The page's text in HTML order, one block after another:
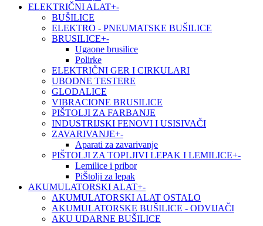
ELEKTRIČNI ALAT+-
BUŠILICE
ELEKTRO - PNEUMATSKE BUŠILICE
BRUSILICE+-
Ugaone brusilice
Polirke
ELEKTRIČNI GER I CIRKULARI
UBODNE TESTERE
GLODALICE
VIBRACIONE BRUSILICE
PIŠTOLJI ZA FARBANJE
INDUSTRIJSKI FENOVI I USISIVAČI
ZAVARIVANJE+-
Aparati za zavarivanje
PIŠTOLJI ZA TOPLJIVI LEPAK I LEMILICE+-
Lemilice i pribor
PiŠtolji za lepak
AKUMULATORSKI ALAT+-
AKUMULATORSKI ALAT OSTALO
AKUMULATORSKE BUŠILICE - ODVIJAČI
AKU UDARNE BUŠILICE